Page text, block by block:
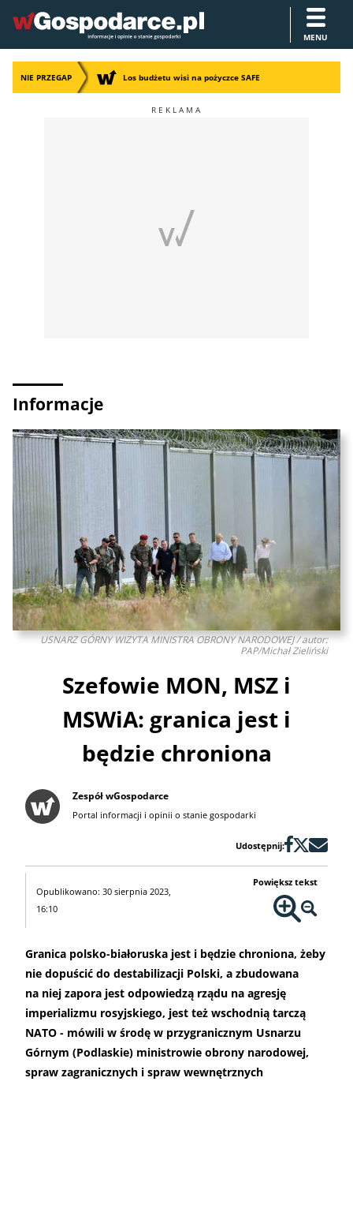
MENU
NIE PRZEGAP Los budżetu wisi na pożyczce SAFE
Informacje
USNARZ GÓRNY WIZYTA MINISTRA OBRONY NARODOWEJ / autor:
PAP/Michał Zieliński
Szefowie MON, MSZ i
MSWiA: granica jest i
będzie chroniona
Zespół wGospodarce
Portal informacji i opinii o stanie gospodarki
Udostępnij:
Opublikowano: 30 sierpnia 2023,
16:10
Powiększ tekst
Granica polsko-białoruska jest i będzie chroniona, żeby
nie dopuścić do destabilizacji Polski, a zbudowana
na niej zapora jest odpowiedzą rządu na agresję
imperializmu rosyjskiego, jest też wschodnią tarczą
NATO - mówili w środę w przygranicznym Usnarzu
Górnym (Podlaskie) ministrowie obrony narodowej,
spraw zagranicznych i spraw wewnętrznych